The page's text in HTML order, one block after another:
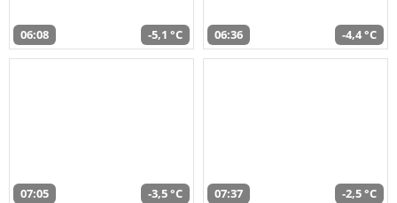
06:08 -5,1 °C 06:36 -4,4 °C
07:05 -3,5 °C 07:37 -2,5 °C